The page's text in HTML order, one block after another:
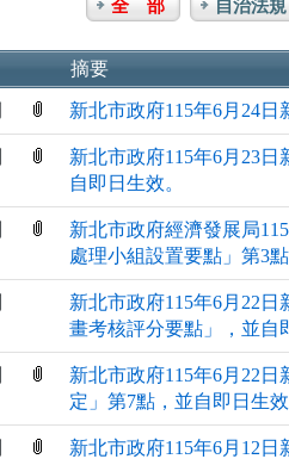
全 部 自治法規
摘要
新北市政府115年6月24日
新北市政府115年6月23
自即日生效。
新北市政府經濟發展局
處理小組設置要點」第3
新北市政府115年6月22
畫考核評分要點」，並自
新北市政府115年6月22
定」第7點，並自即日生效
新北市政府115年6月12